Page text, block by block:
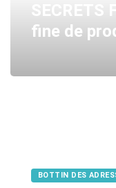
SECRETS
fine de
BOTTIN DES